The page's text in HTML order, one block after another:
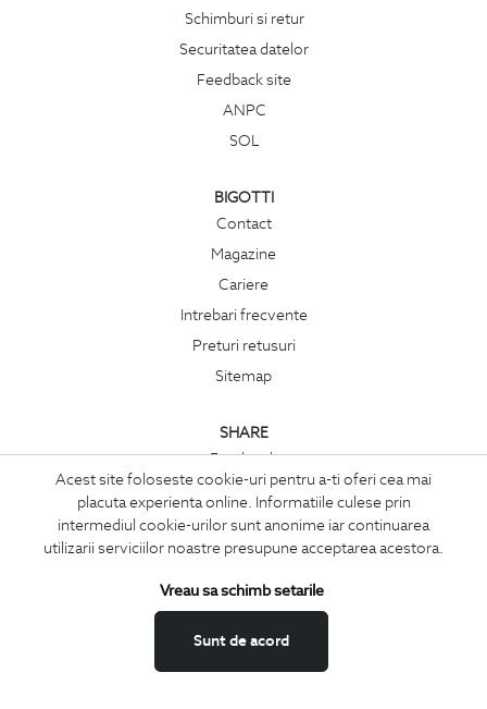
Acest site foloseste cookie-uri pentru a-ti oferi cea mai
placuta experienta online. Informatiile culese prin
intermediul cookie-urilor sunt anonime iar continuarea
utilizarii serviciilor noastre presupune acceptarea acestora.
Sunt de acord
Vreau sa schimb setarile
Schimburi si retur
Securitatea datelor
Feedback site
ANPC
SOL
BIGOTTI
Contact
Magazine
Cariere
Intrebari frecvente
Preturi retusuri
Sitemap
SHARE
Facebook
LinkedIn
Twitter
Pinterest
Instagram
CATEGORII